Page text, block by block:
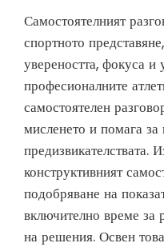
Самостоятелният
спортното
увереността, фокуса и
професионалните
самостоятелен
мисленето и помага за
предизвикателствата.
конструктивният
подобряване на
включително време за
на решения. Освен